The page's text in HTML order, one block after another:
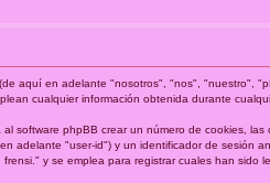
aquí en adelante "nosotros", "nos", "nuestro",
cualquier información obtenida durante
software phpBB crear un número de cookies,
adelante "user-id") y un identificador de sesión
y se emplea para registrar cuales han sido